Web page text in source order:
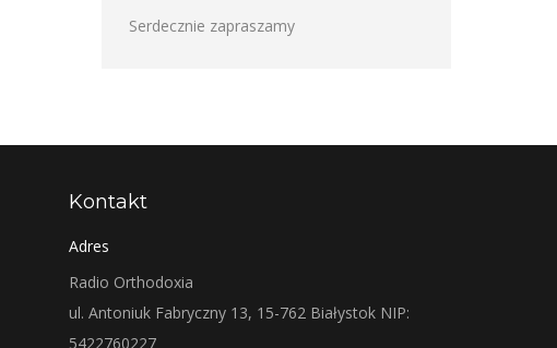
Serdecznie zapraszamy
Kontakt
Adres
Radio Orthodoxia
ul. Antoniuk Fabryczny 13, 15-762 Białystok NIP:
5422760227